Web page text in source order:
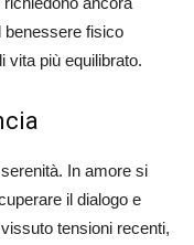
benessere fisico
vita più equilibrato.
In amore si
il dialogo e
tensioni recenti,